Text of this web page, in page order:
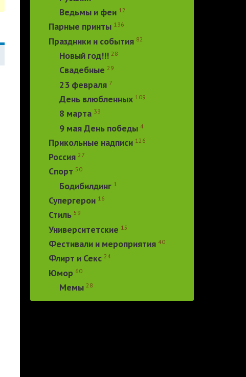
Ведьмы и феи 12
Парные принты 136
Праздники и события 82
Новый год!!! 28
Свадебные 29
23 февраля 7
День влюбленных 109
8 марта 33
9 мая День победы 4
Прикольные надписи 126
Россия 27
Спорт 50
Бодибилдинг 1
Супергерои 16
Стиль 59
Университетские 15
Фестивали и мероприятия 40
Флирт и Секс 24
Юмор 60
Мемы 28